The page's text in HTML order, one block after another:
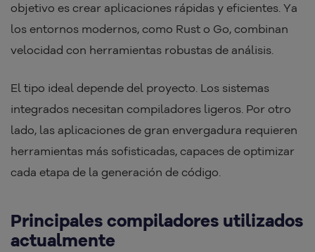
objetivo es crear aplicaciones rápidas y eficientes. Ya
los entornos modernos, como Rust o Go, combinan
velocidad con herramientas robustas de análisis.
El tipo ideal depende del proyecto. Los sistemas
integrados necesitan compiladores ligeros. Por otro
lado, las aplicaciones de gran envergadura requieren
herramientas más sofisticadas, capaces de optimizar
cada etapa de la generación de código.
Principales compiladores utilizados
actualmente